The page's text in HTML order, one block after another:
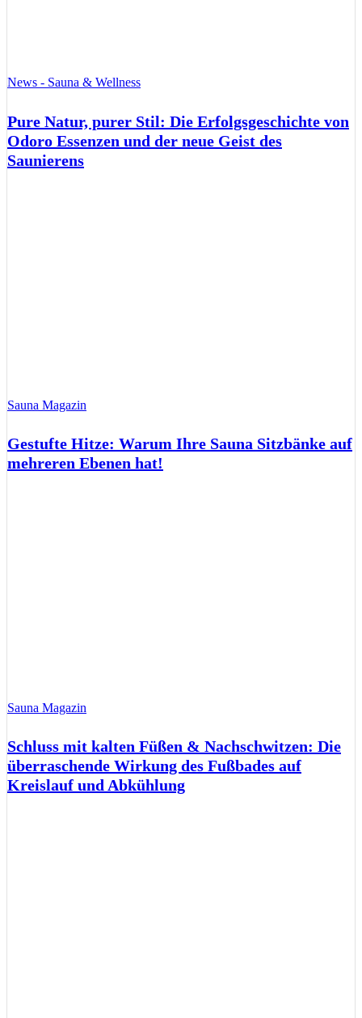
News - Sauna & Wellness
Pure Natur, purer Stil: Die Erfolgsgeschichte von
Odoro Essenzen und der neue Geist des
Saunierens
Sauna Magazin
Gestufte Hitze: Warum Ihre Sauna Sitzbänke auf
mehreren Ebenen hat!
Sauna Magazin
Schluss mit kalten Füßen & Nachschwitzen: Die
überraschende Wirkung des Fußbades auf
Kreislauf und Abkühlung